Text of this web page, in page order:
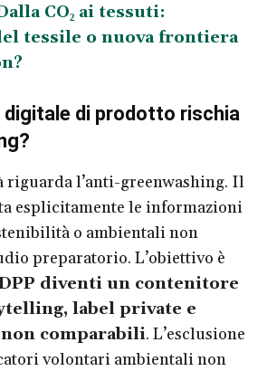
CO₂ ai tessuti:
tessile o nuova frontiera
di prodotto rischia
riguarda l’anti-greenwashing. Il
esplicitamente le informazioni
o ambientali non
preparatorio. L’obiettivo è
diventi un contenitore
label private e
comparabili. L’esclusione
volontari ambientali non